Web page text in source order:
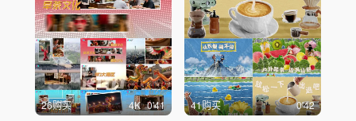
26购买 4K 0'41 41购买 0'42